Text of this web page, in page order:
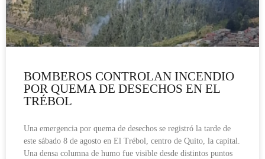
BOMBEROS CONTROLAN INCENDIO
POR QUEMA DE DESECHOS EN EL
TRÉBOL
Una emergencia por quema de desechos se registró la tarde de
este sábado 8 de agosto en El Trébol, centro de Quito, la capital.
Una densa columna de humo fue visible desde distintos puntos